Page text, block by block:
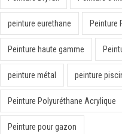
peinture eurethane Peinture
Peinture haute gamme
peinture métal peinture
Peinture Polyuréthane Acrylique
Peinture pour gazon